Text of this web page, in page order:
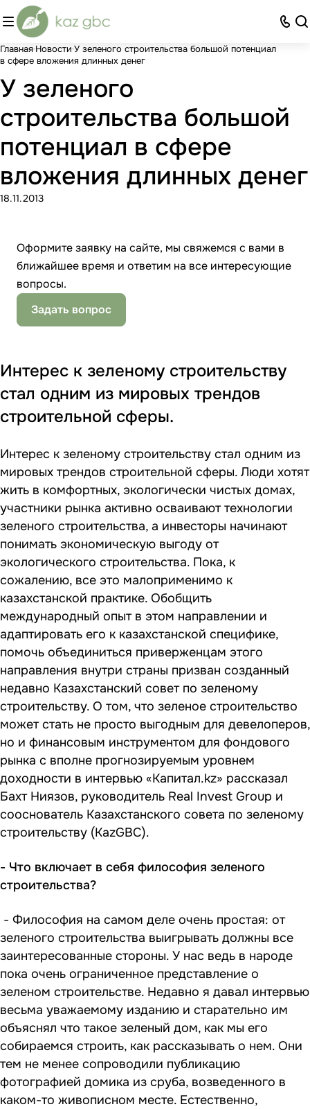
Главная Новости У зеленого строительства большой потенциал
в сфере вложения длинных денег
У зеленого
строительства большой
потенциал в сфере
вложения длинных денег
18.11.2013
Оформите заявку на сайте, мы свяжемся с вами в
ближайшее время и ответим на все интересующие
вопросы.
Задать вопрос
Интерес к зеленому строительству
стал одним из мировых трендов
строительной сферы.
Интерес к зеленому строительству стал одним из
мировых трендов строительной сферы. Люди хотят
жить в комфортных, экологически чистых домах,
участники рынка активно осваивают технологии
зеленого строительства, а инвесторы начинают
понимать экономическую выгоду от
экологического строительства. Пока, к
сожалению, все это малоприменимо к
казахстанской практике. Обобщить
международный опыт в этом направлении и
адаптировать его к казахстанской специфике,
помочь объединиться приверженцам этого
направления внутри страны призван созданный
недавно Казахстанский совет по зеленому
строительству. О том, что зеленое строительство
может стать не просто выгодным для девелоперов,
но и финансовым инструментом для фондового
рынка с вполне прогнозируемым уровнем
доходности в интервью «Капитал.kz» рассказал
Бахт Ниязов, руководитель Real Invest Group и
сооснователь Казахстанского совета по зеленому
строительству (KazGBC).
- Что включает в себя философия зеленого
строительства?
- Философия на самом деле очень простая: от
зеленого строительства выигрывать должны все
заинтересованные стороны. У нас ведь в народе
пока очень ограниченное представление о
зеленом строительстве. Недавно я давал интервью
весьма уважаемому изданию и старательно им
объяснял что такое зеленый дом, как мы его
собираемся строить, как рассказывать о нем. Они
тем не менее сопроводили публикацию
фотографией домика из сруба, возведенного в
каком-то живописном месте. Естественно,